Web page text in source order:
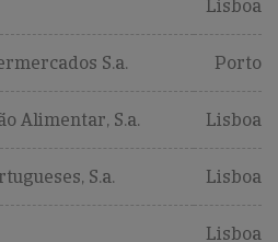
Lisboa
S.a. Porto
Alimentar, S.a. Lisboa
S.a. Lisboa
Lisboa